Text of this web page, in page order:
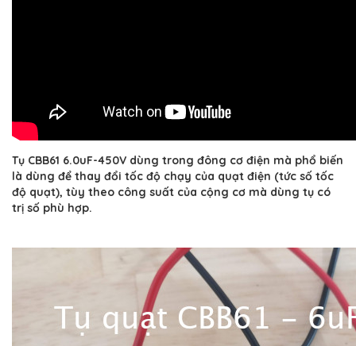
Tụ CBB61 6.0uF-450V dùng trong đông cơ điện mà phổ biến
là dùng để thay đổi tốc độ chạy của quạt điện (tức số tốc
độ quạt), tùy theo công suất của cộng cơ mà dùng tụ có
trị số phù hợp.